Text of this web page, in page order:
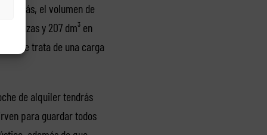
el volumen de
plazas y 207 dm³ en
si se trata de una carga
de alquiler tendrás
para guardar todos